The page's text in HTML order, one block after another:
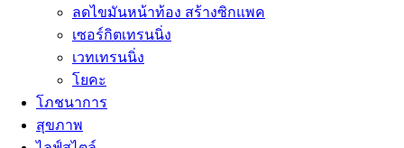
ลดไขมันหน้าท้อง สร้างซิกแพค
เซอร์กิตเทรนนิ่ง
เวทเทรนนิ่ง
โยคะ
โภชนาการ
สุขภาพ